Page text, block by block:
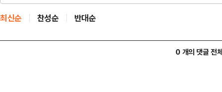
최신순 찬성순 반대순
0 개의 댓글 전